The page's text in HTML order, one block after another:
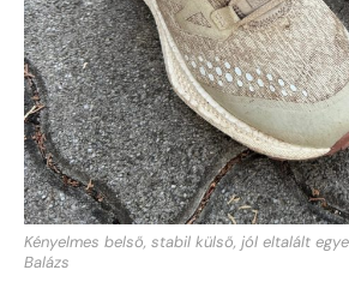
Kényelmes belső, stabil külső, jól eltalált
Balázs